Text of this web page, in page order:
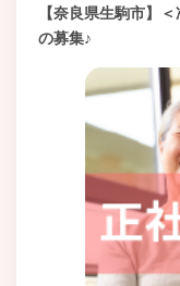
【奈良県生駒市】
の募集♪